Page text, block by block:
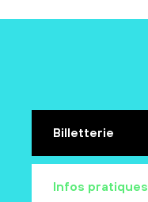
Billetterie
Infos pratiques